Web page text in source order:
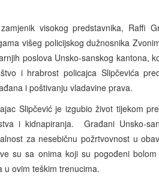
visokog predstavnika, Raffi
višeg policijskog dužnosnika
poslova Unsko-sanskog kantona,
i hrabrost policajca Slipčevića
i poštivanju vladavine prava.
Slipčević je izgubio život tijekom
i kidnapiranja. Građani Unsko-
za nesebičnu požrtvovnost u
su sa onima koji su pogođeni
u ovim teškim trenucima.